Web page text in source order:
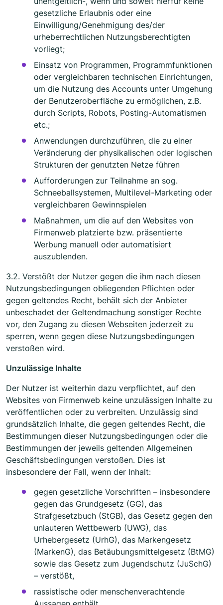
gesetzliche Erlaubnis oder eine
Einwilligung/Genehmigung des/der
urheberrechtlichen Nutzungsberechtigten
vorliegt;
Einsatz von Programmen, Programmfunktionen
oder vergleichbaren technischen Einrichtungen,
um die Nutzung des Accounts unter Umgehung
der Benutzeroberfläche zu ermöglichen, z.B.
durch Scripts, Robots, Posting-Automatismen
etc.;
Anwendungen durchzuführen, die zu einer
Veränderung der physikalischen oder logischen
Strukturen der genutzten Netze führen
Aufforderungen zur Teilnahme an sog.
Schneeballsystemen, Multilevel-Marketing oder
vergleichbaren Gewinnspielen
Maßnahmen, um die auf den Websites von
Firmenweb platzierte bzw. präsentierte
Werbung manuell oder automatisiert
auszublenden.
3.2. Verstößt der Nutzer gegen die ihm nach diesen
Nutzungsbedingungen obliegenden Pflichten oder
gegen geltendes Recht, behält sich der Anbieter
unbeschadet der Geltendmachung sonstiger Rechte
vor, den Zugang zu diesen Webseiten jederzeit zu
sperren, wenn gegen diese Nutzungsbedingungen
verstoßen wird.
Unzulässige Inhalte
Der Nutzer ist weiterhin dazu verpflichtet, auf den
Websites von Firmenweb keine unzulässigen Inhalte zu
veröffentlichen oder zu verbreiten. Unzulässig sind
grundsätzlich Inhalte, die gegen geltendes Recht, die
Bestimmungen dieser Nutzungsbedingungen oder die
Bestimmungen der jeweils geltenden Allgemeinen
Geschäftsbedingungen verstoßen. Dies ist
insbesondere der Fall, wenn der Inhalt:
gegen gesetzliche Vorschriften – insbesondere
gegen das Grundgesetz (GG), das
Strafgesetzbuch (StGB), das Gesetz gegen den
unlauteren Wettbewerb (UWG), das
Urhebergesetz (UrhG), das Markengesetz
(MarkenG), das Betäubungsmittelgesetz (BtMG)
sowie das Gesetz zum Jugendschutz (JuSchG)
– verstößt,
rassistische oder menschenverachtende